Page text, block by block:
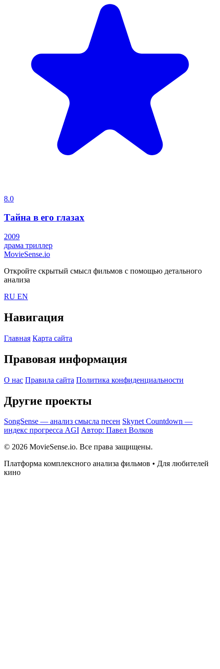
8.0
Тайна в его глазах
2009
драма триллер
MovieSense.io
Откройте скрытый смысл фильмов с помощью детального
анализа
RU EN
Навигация
Главная Карта сайта
Правовая информация
О нас Правила сайта Политика конфиденциальности
Другие проекты
SongSense — анализ смысла песен Skynet Countdown —
индекс прогресса AGI Автор: Павел Волков
© 2026 MovieSense.io. Все права защищены.
Платформа комплексного анализа фильмов • Для любителей
кино